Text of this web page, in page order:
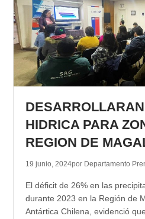
HIDRICA PARA
REGION DE
19 junio, 2024por Departamento
El déficit de 26% en las
durante 2023 en la Región de
Antártica Chilena, evidenció